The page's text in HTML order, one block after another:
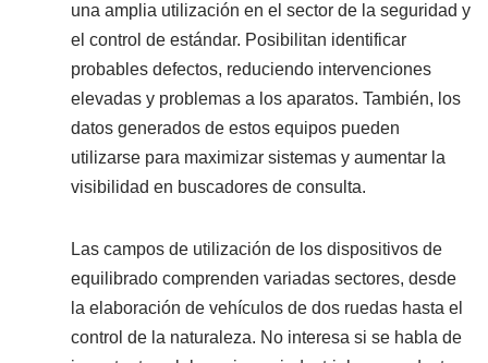
una amplia utilización en el sector de la seguridad y
el control de estándar. Posibilitan identificar
probables defectos, reduciendo intervenciones
elevadas y problemas a los aparatos. También, los
datos generados de estos equipos pueden
utilizarse para maximizar sistemas y aumentar la
visibilidad en buscadores de consulta.
Las campos de utilización de los dispositivos de
equilibrado comprenden variadas sectores, desde
la elaboración de vehículos de dos ruedas hasta el
control de la naturaleza. No interesa si se habla de